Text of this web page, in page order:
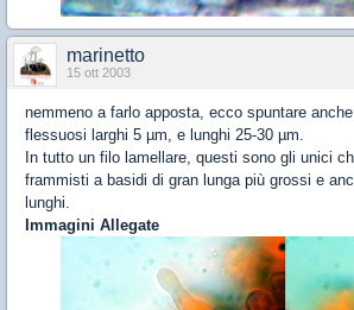
marinetto
15 ott 2003
nemmeno a farlo apposta, ecco spuntare
flessuosi larghi 5 µm, e lunghi 25-30 µm.
In tutto un filo lamellare, questi sono gli unici
frammisti a basidi di gran lunga più grossi e
lunghi.
Immagini Allegate